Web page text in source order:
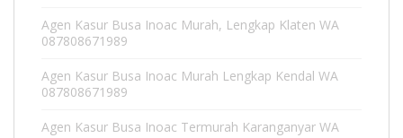
Agen Kasur Busa Inoac Murah, Lengkap Klaten WA
087808671989
Agen Kasur Busa Inoac Murah Lengkap Kendal WA
087808671989
Agen Kasur Busa Inoac Termurah Karanganyar WA